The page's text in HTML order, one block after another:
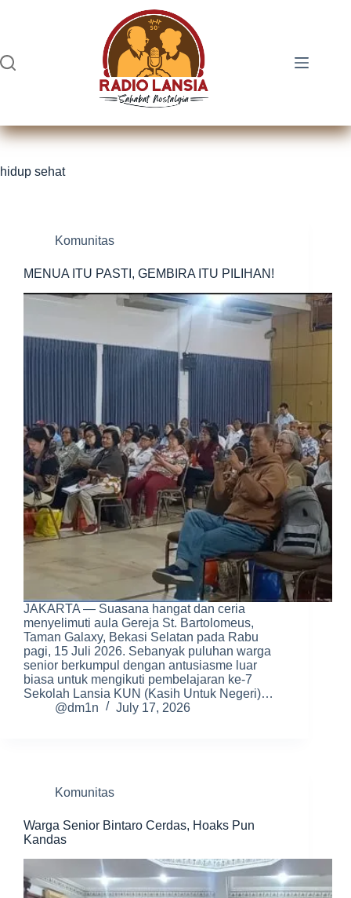
hidup sehat
Komunitas
MENUA ITU PASTI, GEMBIRA ITU PILIHAN!
JAKARTA — Suasana hangat dan ceria
menyelimuti aula Gereja St. Bartolomeus,
Taman Galaxy, Bekasi Selatan pada Rabu
pagi, 15 Juli 2026. Sebanyak puluhan warga
senior berkumpul dengan antusiasme luar
biasa untuk mengikuti pembelajaran ke-7
Sekolah Lansia KUN (Kasih Untuk Negeri)…
@dm1n
July 17, 2026
Komunitas
Warga Senior Bintaro Cerdas, Hoaks Pun
Kandas